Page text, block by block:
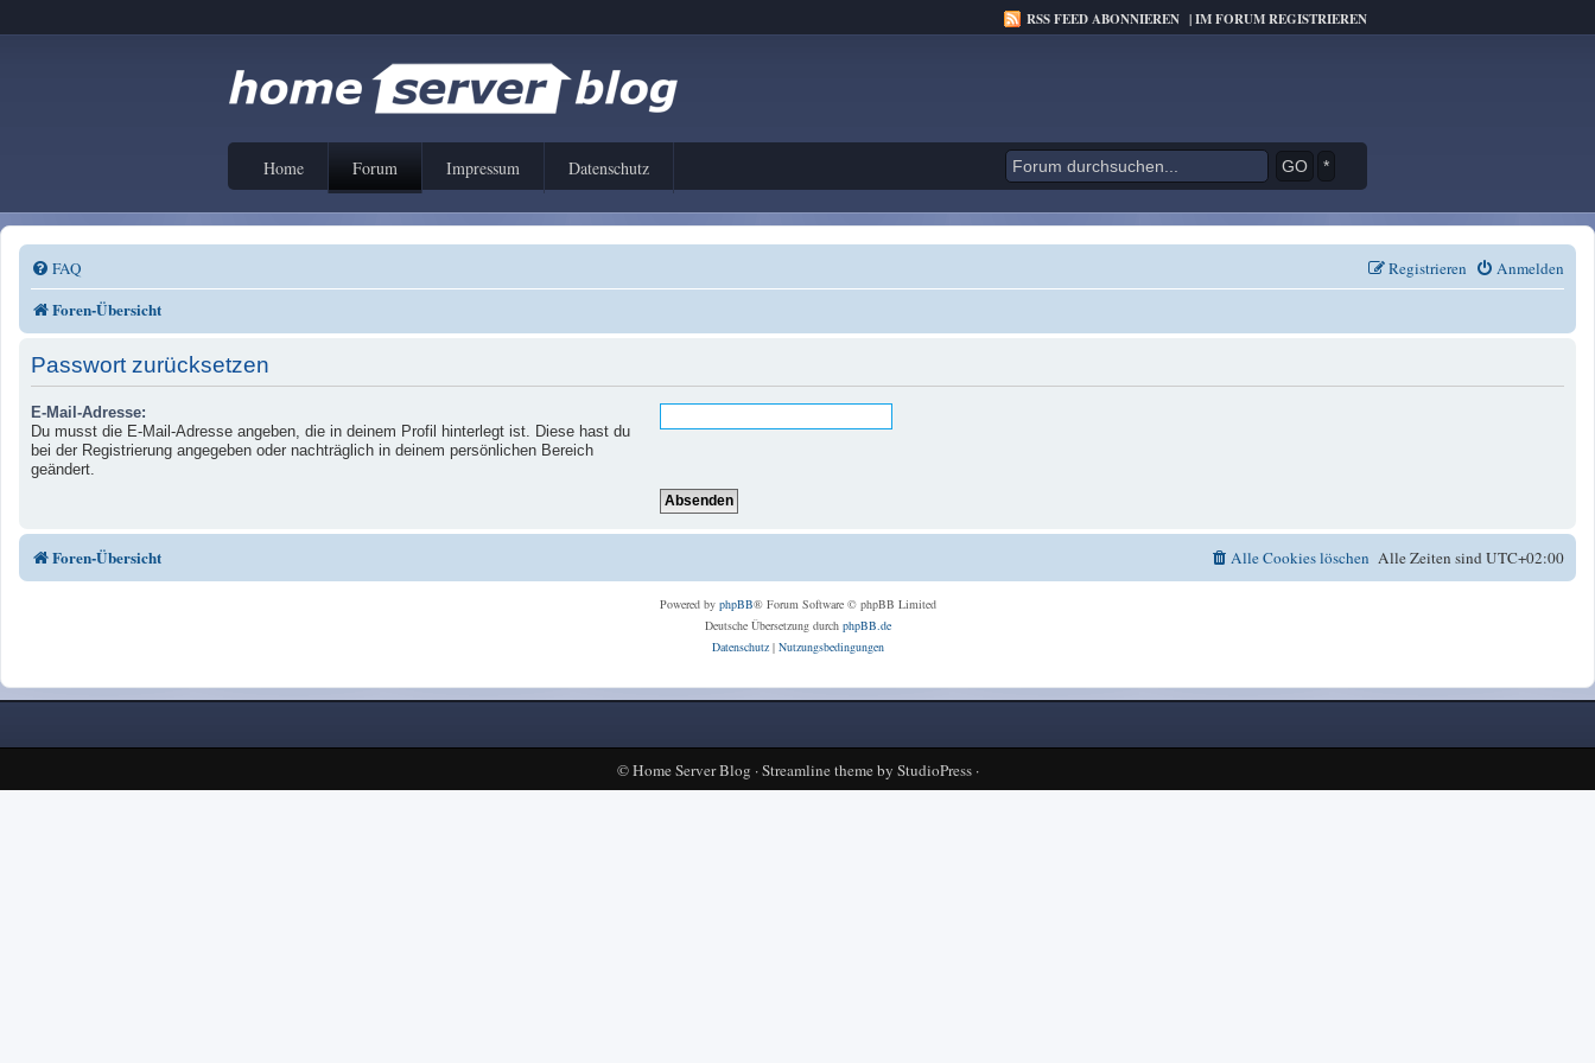
RSS FEED ABONNIEREN |IM FORUM REGISTRIEREN
Home Forum Impressum Datenschutz *
FAQ Anmelden
Registrieren
Foren-Übersicht
Passwort zurücksetzen
E-Mail-Adresse:
Du musst die E-Mail-Adresse angeben, die in deinem Profil hinterlegt ist. Diese hast du
bei der Registrierung angegeben oder nachträglich in deinem persönlichen Bereich
geändert.
Foren-Übersicht Alle Zeiten sindUTC+02:00
Alle Cookies löschen
Powered by phpBB® Forum Software © phpBB Limited
Deutsche Übersetzung durch phpBB.de
Datenschutz| Nutzungsbedingungen
©Home Server Blog ·Streamline themeby StudioPress·